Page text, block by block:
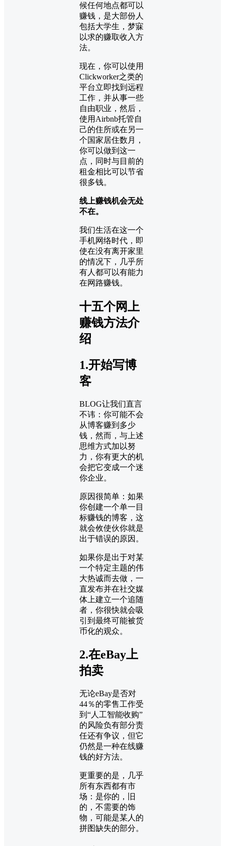
候任何地点都可以
赚钱，是大部份人
包括大学生，梦寐
以求的赚取收入方
法。
现在，你可以使用
Clickworker之类的
平台立即找到远程
工作，并从事一些
自由职业，然后，
使用Airbnb托管自
己的住所或在另一
个国家居住数月，
你可以做到这一
点，同时与目前的
租金相比可以节省
很多钱。
线上赚钱机会无处
不在。
我们生活在这一个
手机网络时代，即
使在没有离开家里
的情况下，几乎所
有人都可以有能力
在网路赚钱。
十五个网上
赚钱方法介
绍
1.开始写博
客
BLOG让我们直言
不讳：你可能不会
从博客赚到多少
钱，然而，与上述
思维方式加以努
力，你有更大的机
会把它变成一个迷
你企业。
原因很简单：如果
你创建一个单一目
标赚钱的博客，这
就会攸使伙你就是
出于错误的原因。
如果你是出于对某
一个特定主题的伟
大热诚而去做，一
直发布并在社交媒
体上建立一个追随
者，你很快就会吸
引到最终可能被货
币化的观众。
2.在eBay上
拍卖
无论eBay是否对
44％的零售工作受
到“人工智能收购”
的风险负有部分责
任还有争议，但它
仍然是一种在线赚
钱的好方法。
更重要的是，几乎
所有东西都有市
场：是你的，旧
的，不需要的饰
物，可能是某人的
拼图缺失的部分。